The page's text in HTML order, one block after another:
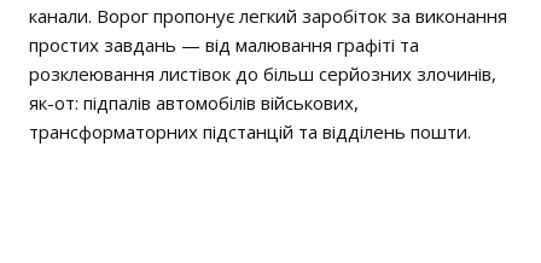
канали. Ворог пропонує легкий заробіток за виконання
простих завдань — від малювання графіті та
розклеювання листівок до більш серйозних злочинів,
як-от: підпалів автомобілів військових,
трансформаторних підстанцій та відділень пошти.